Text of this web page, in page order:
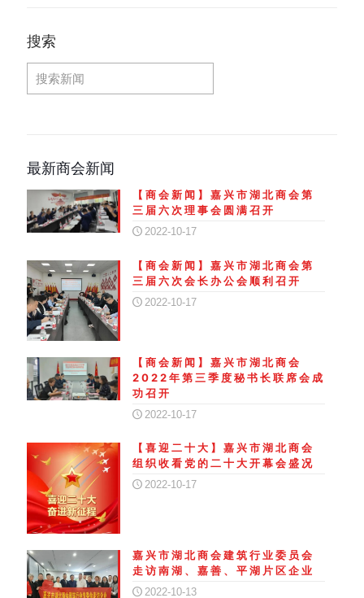
搜索
最新商会新闻
【商会新闻】嘉兴市湖北商会第
三届六次理事会圆满召开
2022-10-17
【商会新闻】嘉兴市湖北商会第
三届六次会长办公会顺利召开
2022-10-17
【商会新闻】嘉兴市湖北商会
2022年第三季度秘书长联席会成
功召开
2022-10-17
【喜迎二十大】嘉兴市湖北商会
组织收看党的二十大开幕会盛况
2022-10-17
嘉兴市湖北商会建筑行业委员会
走访南湖、嘉善、平湖片区企业
2022-10-13